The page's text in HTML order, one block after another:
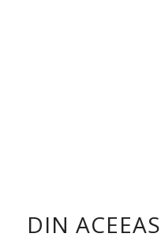
DIN